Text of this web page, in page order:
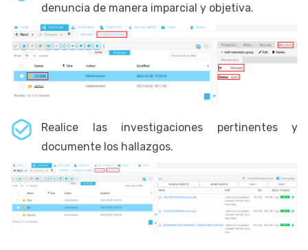
denuncia de manera imparcial y objetiva.
Realice las investigaciones pertinentes y
documente los hallazgos.